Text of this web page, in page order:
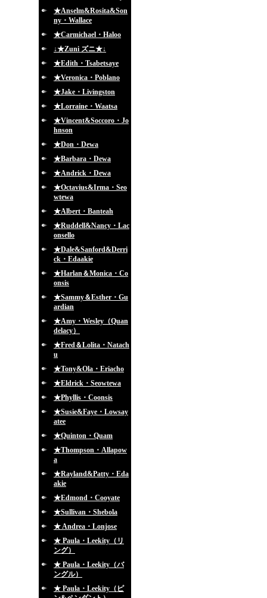
★Anselm&Rosita&Son
ny・Wallace
★Carmichael・Haloo
↓★Zuni ズニ★↓
★Edith・Tsabetsaye
★Veronica・Poblano
★Jake・Livingston
★Lorraine・Waatsa
★Vincent&Soccoro・Jo
hnson
★Don・Dewa
★Barbara・Dewa
★Andrick・Dewa
★Octavius&Irma・Seo
wtewa
★Albert・Banteah
★Ruddell&Nancy・Lac
onsello
★Dale&Sanford&Derri
ck・Edaakie
★Harlan＆Monica・Co
onsis
★Sammy＆Esther・Gu
ardian
★Amy・Wesley（Quan
delacy）
★Fred＆Lolita・Natach
u
★Tony&Ola・Eriacho
★Eldrick・Seowtewa
★Phyllis・Coonsis
★Susie&Faye・Lowsay
atee
★Quinton・Quam
★Thompson・Allapow
a
★Rayland&Patty・Eda
akie
★Edmond・Cooyate
★Sullivan・Shebola
★ Andrea・Lonjose
★ Paula・Leekity（リ
ング）
★ Paula・Leekity（バ
ングル）
★ Paula・Leekity（ピ